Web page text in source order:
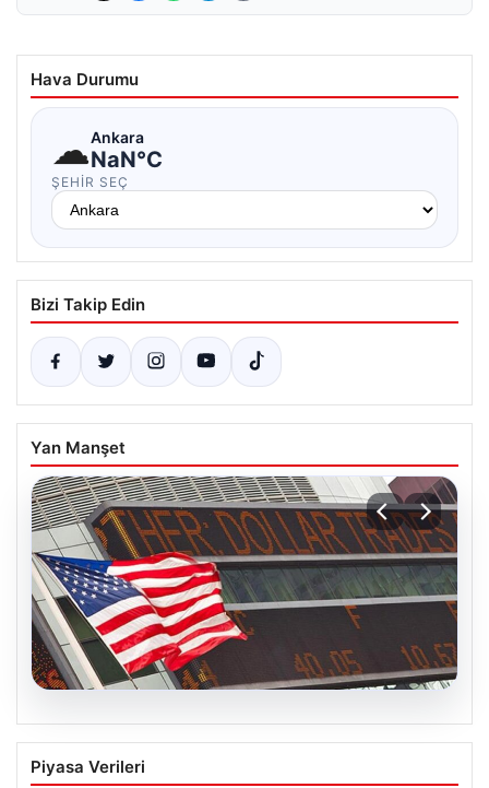
Hava Durumu
☁Ankara
NaN°C
ŞEHIR SEÇ
Bizi Takip Edin
Yan Manşet
05.08.2026
FED faiz kararı ne zaman açıklanacak?
Nisan ayı faiz beklentisi belli oldu
Piyasa Verileri